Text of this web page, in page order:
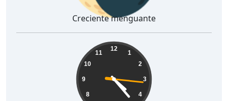
Creciente menguante
12
1
2
3
4
8
9
10
11